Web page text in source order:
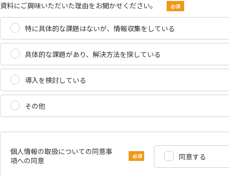
資料にご興味いただいた理由をお聞かせください。
特に具体的な課題はないが、情報収集をしている
具体的な課題があり、解決方法を探している
導入を検討している
その他
個人情報の取扱についての同意事
項への同意
同意する